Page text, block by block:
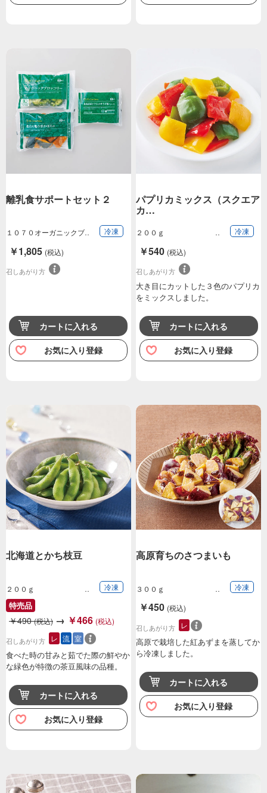
離乳食サポートセット２
１０７０オーガニックブ
冷凍
￥1,805 (税込)
召しあがり方
カートに入れる
お気に入り登録
パプリカミックス（スクエア
カ…
２００ｇ 冷凍
￥540 (税込)
召しあがり方
大き目にカットした３色のパプリカ
をミックスしました。
カートに入れる
お気に入り登録
北海道とかち枝豆
２００ｇ 冷凍
特売品
￥490(税込) → ￥466 (税込)
召しあがり方 レ 流 室
食べた時の甘みと茹でた際の鮮やか
な緑色が特徴の茶豆風味の品種。
カートに入れる
お気に入り登録
高原育ちのさつまいも
３００ｇ 冷凍
￥450 (税込)
召しあがり方 レ
高原で栽培した紅あずまを蒸してか
ら冷凍しました。
カートに入れる
お気に入り登録